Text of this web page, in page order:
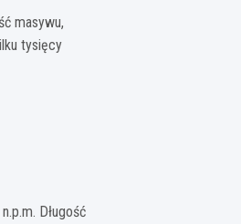
masywu,
tysięcy
Długość